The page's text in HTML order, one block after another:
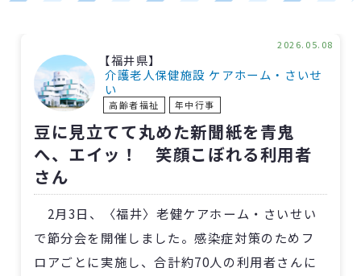
【福井県】
介護老人保健施設 ケアホーム・さいせ
い
高齢者福祉 年中行事
2026.05.08
豆に見立てて丸めた新聞紙を青鬼
へ、エイッ！ 笑顔こぼれる利用者
さん
2月3日、〈福井〉老健ケアホーム・さいせい
で節分会を開催しました。感染症対策のためフ
ロアごとに実施し、合計約70人の利用者さんに